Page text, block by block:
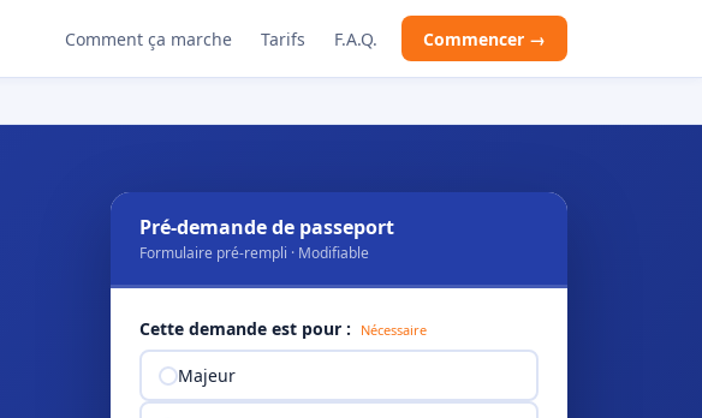
Comment ça marche Tarifs F.A.Q. Commencer →
Pré-demande de passeport
Formulaire pré-rempli · Modifiable
Cette demande est pour : Nécessaire
Majeur